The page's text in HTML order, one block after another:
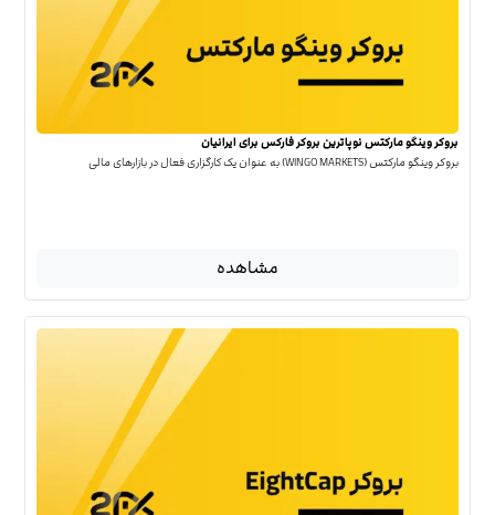
بروکر وینگو مارکتس نوپاترین بروکر فارکس برای ایرانیان
بروکر وینگو مارکتس (WINGO MARKETS) به عنوان یک کارگزاری فعال در بازارهای مالی
مشاهده